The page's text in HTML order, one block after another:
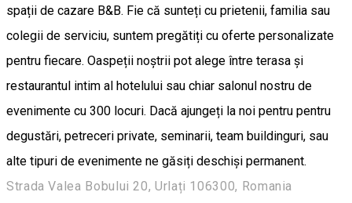
spații de cazare B&B. Fie că sunteți cu prietenii, familia sau
colegii de serviciu, suntem pregătiți cu oferte personalizate
pentru fiecare. Oaspeții noștrii pot alege între terasa și
restaurantul intim al hotelului sau chiar salonul nostru de
evenimente cu 300 locuri. Dacă ajungeți la noi pentru pentru
degustări, petreceri private, seminarii, team buildinguri, sau
alte tipuri de evenimente ne găsiți deschiși permanent.
Strada Valea Bobului 20, Urlați 106300, Romania